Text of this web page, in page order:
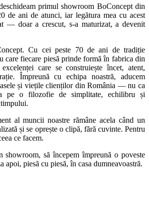
primul showroom BoConcept din
de ani de atunci, iar legătura mea cu acest
— doar a crescut, s-a maturizat, a devenit
Cu cei peste 70 de ani de tradiție
care fiecare piesă prinde formă în fabrica din
care se construiește încet, atent,
Împreună cu echipa noastră, aducem
și viețile clienților din România — nu ca
pe o filozofie de simplitate, echilibru și
timpului.
al muncii noastre rămâne acela când un
și se oprește o clipă, fără cuvinte. Pentru
ce facem.
să începem împreună o poveste
apoi, piesă cu piesă, în casa dumneavoastră.